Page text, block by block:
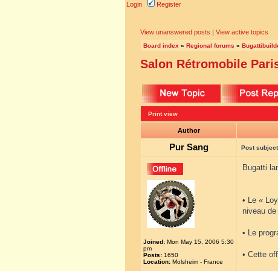
Login Register
View unanswered posts | View active topics
Board index » Regional forums »
Salon Rétromobile
Print view
Author
Pur Sang Post
Joined: Mon May 15, 2006 5:30
pm
Posts: 1650
Location: Molsheim - France
Bugatti
• Le «
niveau
• Le
• Cette